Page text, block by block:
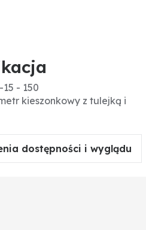
- 150
kieszonkowy z tulejką i
dostępności i wyglądu